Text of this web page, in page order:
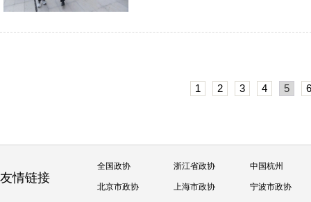
1 2 3 4 5 6
友情链接
全国政协 浙江省政协 中国杭州
北京市政协 上海市政协 宁波市政协